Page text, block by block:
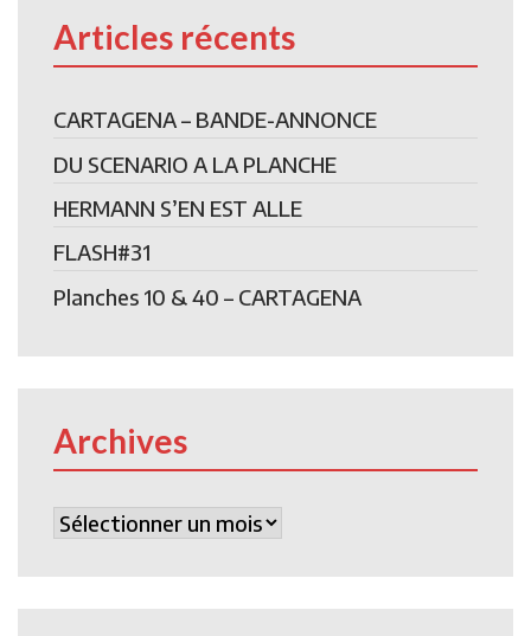
Articles récents
CARTAGENA – BANDE-ANNONCE
DU SCENARIO A LA PLANCHE
HERMANN S’EN EST ALLE
FLASH#31
Planches 10 & 40 – CARTAGENA
Archives
Archives